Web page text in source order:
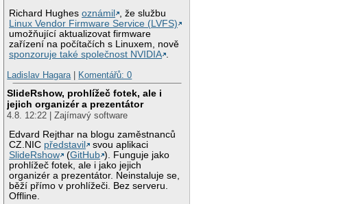
Richard Hughesoznámil
, že službu
Linux Vendor Firmware Service (LVFS)
umožňující aktualizovat firmware
zařízení na počítačích s Linuxem, nově
sponzoruje také společnost NVIDIA .
Ladislav Hagara| Komentářů: 0
SlideRshow, prohlížeč fotek, ale i
jejich organizér a prezentátor
4.8. 12:22 | Zajímavý software
Edvard Rejthar na blogu zaměstnanců
CZ.NIC představil
svou aplikaci
SlideRshow
(GitHub ). Funguje jako
prohlížeč fotek, ale i jako jejich
organizér a prezentátor. Neinstaluje se,
běží přímo v prohlížeči. Bez serveru.
Offline.